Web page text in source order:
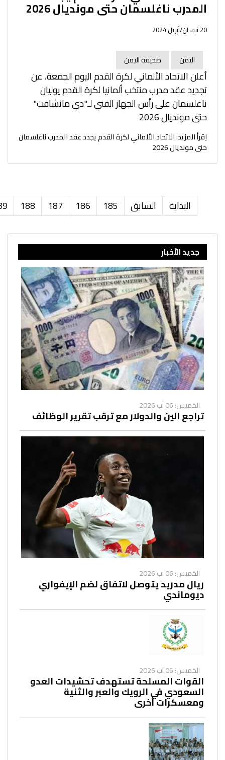
المدرب ناغلسمان حتى مونديال 2026
20 نيسان/أبريل 2024
اليمن صحيفة اليمن
أعلن الاتحاد الألماني لكرة القدم اليوم الجمعة، عن
تجديد عقد مدرب منتخب ألمانيا لكرة القدم يوليان
ناغلسمان على رأس الجهاز الفني لـ"دي مانشافت"
حتى مونديال 2026
اِقرأ المزيد: الاتحاد الألماني لكرة القدم يجدد عقد المدرب ناغلسمان
حتى مونديال 2026
البداية السابق 185
186
187
188
جديد الأخبار
الخميس: 06 آب 2026
تراجع الين والدولار مع ترقب تقرير الوظائف
الخميس: 06 آب 2026
ريال مدريد يتوصل لاتفاق لضم الإيفواري
ديوماندي
الخميس: 06 آب 2026
القوات المسلحة تستهدف تحشيدات العدو
السعودي في الرويك والعبر والثنية
ومعسكرات أخرى